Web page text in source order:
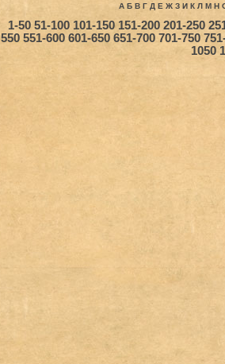
А Б В Г Д Е Ж З И К Л М Н
1-50 51-100 101-150 151-200 201-250
550 551-600 601-650 651-700 701-750
1050